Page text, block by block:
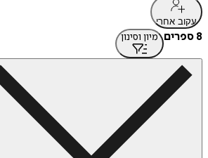
עקוב אחרי
8 ספרים מיון וסינון